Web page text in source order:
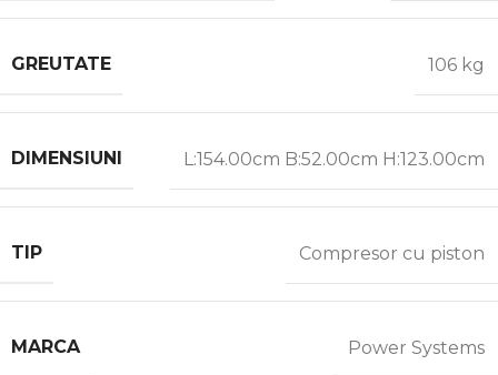
GREUTATE 106 kg
DIMENSIUNI L:154.00cm B:52.00cm H:123.00cm
TIP Compresor cu piston
MARCA Power Systems